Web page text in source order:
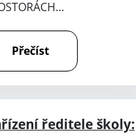
Přečíst
ředitele školy: